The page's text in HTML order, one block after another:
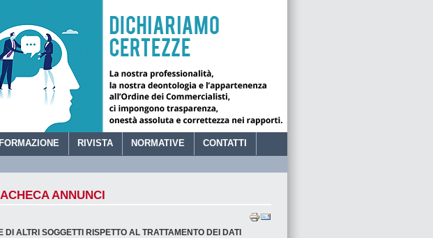
FORMAZIONE RIVISTA NORMATIVE CONTATTI
E DEGLI ESPERTI CONTABILI DI FOGGIA
ANNUNCI
ALTRI SOGGETTI RISPETTO AL TRATTAMENTO DEI DATI